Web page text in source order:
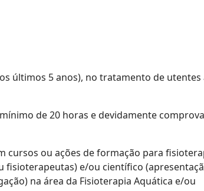
últimos 5 anos), no tratamento de utentes
de 20 horas e devidamente
cursos ou ações de formação para
e/ou científico
na área da Fisioterapia Aquática e/ou